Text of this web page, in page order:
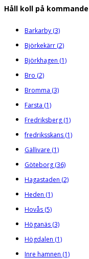
Håll koll på
Barkarby (3)
Björkekärr (2)
Björkhagen (1)
Bro (2)
Bromma (3)
Farsta (1)
Fredriksberg (1)
fredriksskans (1)
Gällivare (1)
Göteborg (36)
Hagastaden (2)
Heden (1)
Hovås (5)
Höganäs (3)
Högdalen (1)
Inre hamnen (1)